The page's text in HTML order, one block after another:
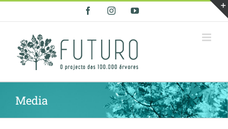
FacebookInstagramYouTube
Media